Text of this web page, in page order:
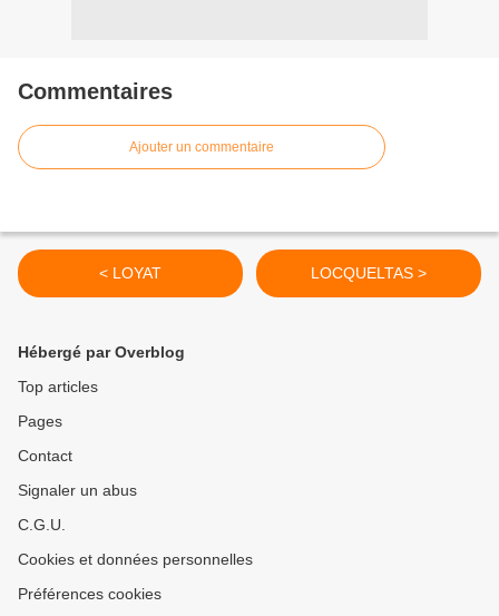
Commentaires
Ajouter un commentaire
< LOYAT LOCQUELTAS >
Hébergé par Overblog
Top articles
Pages
Contact
Signaler un abus
C.G.U.
Cookies et données personnelles
Préférences cookies